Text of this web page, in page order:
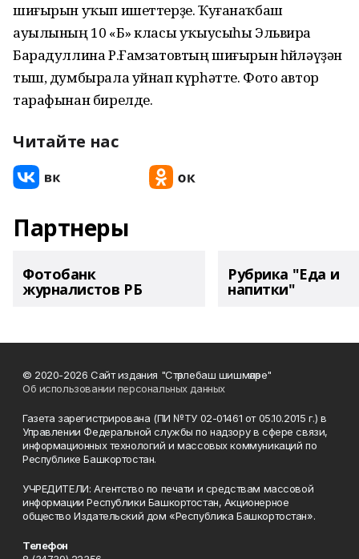
шиғырын уҡып ишеттерҙе. Ҡуғанаҡбаш
ауылының 10 «Б» класы уҡыусыһы Эльвира
Барадуллина Р.Ғамзатовтың шиғырын һөйләүҙән
тыш, думбырала уйнап күрһәтте. Фото автор
тарафынан бирелде.
Читайте нас
Партнеры
Фотобанк
журналистов РБ
Рубрика "Еда и
напитки"
© 2020-2026 Сайт издания "Стәрлебаш шишмәләре"
Об использовании персональных данных
Газета зарегистрирована (ПИ №ТУ 02-01461 от 05.10.2015 г.) в
Управлении Федеральной службы по надзору в сфере связи,
информационных технологий и массовых коммуникаций по
Республике Башкортостан.
УЧРЕДИТЕЛИ: Агентство по печати и средствам массовой
информации Республики Башкортостан, Акционерное
общество Издательский дом «Республика Башкортостан».
Телефон